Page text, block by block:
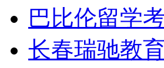
巴比伦留学
长春瑞驰教